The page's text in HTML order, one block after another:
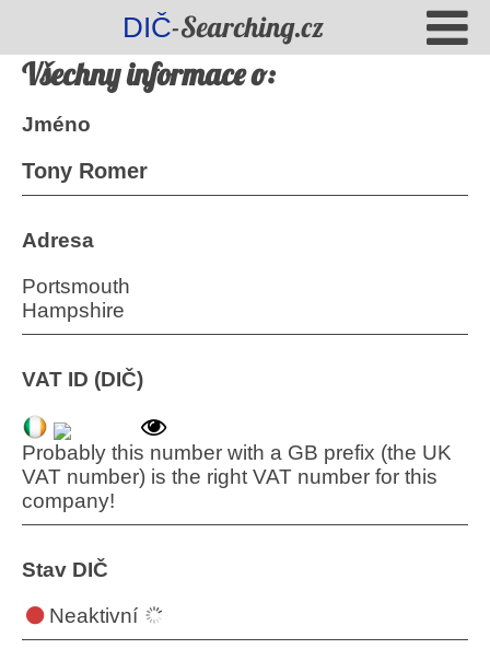
DIČ-Searching.cz
Všechny informace o:
Jméno
Tony Romer
Adresa
Portsmouth
Hampshire
VAT ID (DIČ)
Probably this number with a GB prefix (the UK
VAT number) is the right VAT number for this
company!
Stav DIČ
Neaktivní